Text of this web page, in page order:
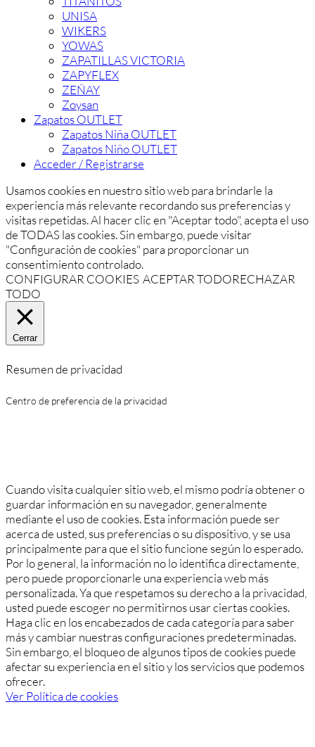
UNISA
WIKERS
YOWAS
ZAPATILLAS VICTORIA
ZAPYFLEX
ZEÑAY
Zoysan
Zapatos OUTLET
Zapatos Niña OUTLET
Zapatos Niño OUTLET
Acceder / Registrarse
Usamos cookies en nuestro sitio web para brindarle la
experiencia más relevante recordando sus preferencias y
visitas repetidas. Al hacer clic en "Aceptar todo", acepta el uso
de TODAS las cookies. Sin embargo, puede visitar
"Configuración de cookies" para proporcionar un
consentimiento controlado.
CONFIGURAR COOKIES ACEPTAR TODORECHAZAR
TODO
Cerrar
Resumen de privacidad
Centro de preferencia de la privacidad
Cuando visita cualquier sitio web, el mismo podría obtener o
guardar información en su navegador, generalmente
mediante el uso de cookies. Esta información puede ser
acerca de usted, sus preferencias o su dispositivo, y se usa
principalmente para que el sitio funcione según lo esperado.
Por lo general, la información no lo identifica directamente,
pero puede proporcionarle una experiencia web más
personalizada. Ya que respetamos su derecho a la privacidad,
usted puede escoger no permitirnos usar ciertas cookies.
Haga clic en los encabezados de cada categoría para saber
más y cambiar nuestras configuraciones predeterminadas.
Sin embargo, el bloqueo de algunos tipos de cookies puede
afectar su experiencia en el sitio y los servicios que podemos
ofrecer.
Ver Política de cookies